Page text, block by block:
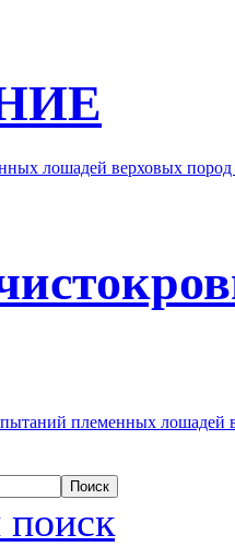
лошадей верховых
племенных лошадей